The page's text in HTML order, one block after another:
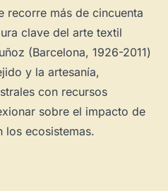
recorre más de cincuenta
clave del arte textil
(Barcelona, 1926-2011)
y la artesanía,
con recursos
sobre el impacto de
los ecosistemas.